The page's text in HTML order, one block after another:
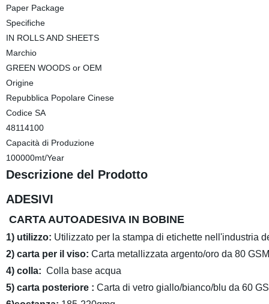
Paper Package
Specifiche
IN ROLLS AND SHEETS
Marchio
GREEN WOODS or OEM
Origine
Repubblica Popolare Cinese
Codice SA
48114100
Capacità di Produzione
100000mt/Year
Descrizione del Prodotto
ADESIVI
CARTA AUTOADESIVA IN BOBINE
1) utilizzo: Utilizzato perla stampa di etichette nell'industria
2)carta per il viso: Carta metallizzata argento/oro da 80 GSM
4) colla: Colla base acqua
5) carta posteriore: Carta di vetro giallo/bianco/blu da 60